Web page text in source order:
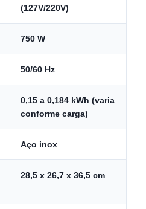
(127V/220V)
750 W
50/60 Hz
0,15 a 0,184 kWh (varia
conforme carga)
Aço inox
28,5 x 26,7 x 36,5 cm